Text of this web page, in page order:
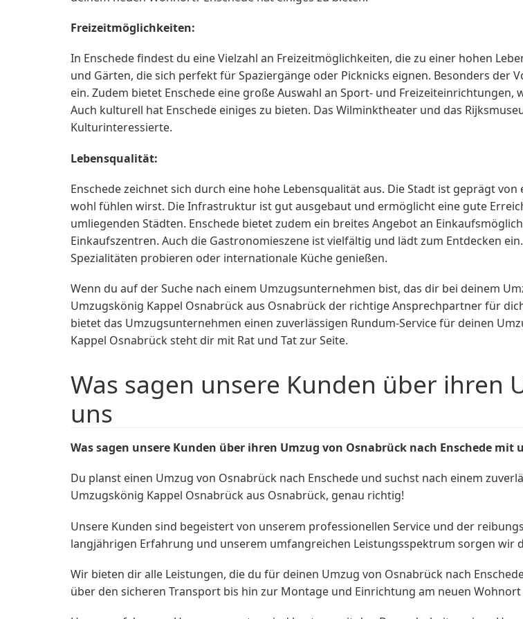
Freizeitmöglichkeiten:
In Enschede findest du eine Vielzahl an Freizeitmöglichkeiten, die zu einer hohen
und Gärten, die sich perfekt für Spaziergänge oder Picknicks eignen. Besonders der
ein. Zudem bietet Enschede eine große Auswahl an Sport- und
Auch kulturell hat Enschede einiges zu bieten. Das Wilminktheater und das
Kulturinteressierte.
Lebensqualität:
Enschede zeichnet sich durch eine hohe Lebensqualität aus. Die Stadt ist geprägt
wohl fühlen wirst. Die Infrastruktur ist gut ausgebaut und ermöglicht eine gute
umliegenden Städten. Enschede bietet zudem ein breites Angebot an
Einkaufszentren. Auch die Gastronomieszene ist vielfältig und lädt zum Entdecken
Spezialitäten probieren oder internationale Küche genießen.
Wenn du auf der Suche nach einem Umzugsunternehmen bist, das dir bei deinem
Umzugskönig Kappel Osnabrück aus Osnabrück der richtige Ansprechpartner für
bietet das Umzugsunternehmen einen zuverlässigen Rundum-Service für deinen
Kappel Osnabrück steht dir mit Rat und Tat zur Seite.
Was sagen unsere Kunden über ihren
uns
Was sagen unsere Kunden über ihren Umzug von Osnabrück nach Enschede mit
Du planst einen Umzug von Osnabrück nach Enschede und suchst nach einem
Umzugskönig Kappel Osnabrück aus Osnabrück, genau richtig!
Unsere Kunden sind begeistert von unserem professionellen Service und der
langjährigen Erfahrung und unserem umfangreichen Leistungsspektrum sorgen wir
Wir bieten dir alle Leistungen, die du für deinen Umzug von Osnabrück nach
über den sicheren Transport bis hin zur Montage und Einrichtung am neuen